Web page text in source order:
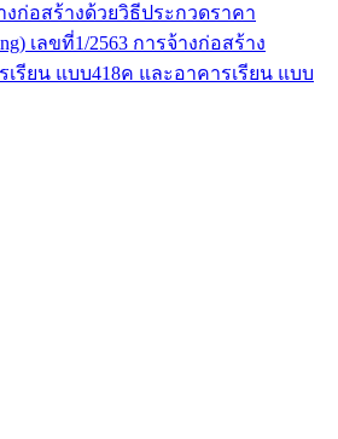
งก่อสร้างด้วยวิธีประกวดราคา
เลขที่1/2563 การจ้างก่อสร้าง
รียน แบบ418ค และอาคารเรียน แบบ